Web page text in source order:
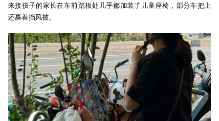
来接孩子的家长在车前踏板处几乎都加装了儿童座椅，部分车把上
还裹着挡风被。